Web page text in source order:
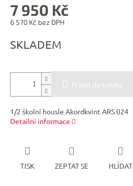
7 950 Kč
6 570 Kč bez DPH
cena:
SKLADEM
Přidat do košíku
1/2 školní housle Akordkvint ARS 024
Detailní informace
TISK ZEPTAT SE HLÍDAT